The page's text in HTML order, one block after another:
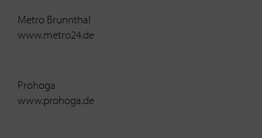
Metro Brunnthal
www.metro24.de
Prohoga
www.prohoga.de